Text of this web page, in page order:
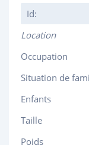
Id:
Location
Occupation
Situation de
Enfants
Taille
Poids